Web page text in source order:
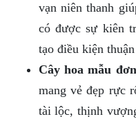
vạn niên thanh
có được sự kiên
tạo điều kiện
Cây hoa mẫu đơn
mang vẻ đẹp rực
tài lộc, thịnh